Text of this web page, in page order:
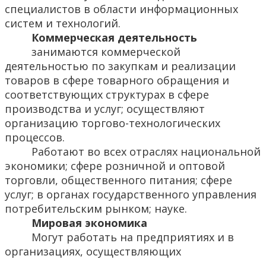
специалистов в области информационных
систем и технологий.
Коммерческая деятельность
занимаются коммерческой
деятельностью по закупкам и реализации
товаров в сфере товарного обращения и
соответствующих структурах в сфере
производства и услуг; осуществляют
организацию торгово-технологических
процессов.
Работают во всех отраслях национальной
экономики; сфере розничной и оптовой
торговли, общественного питания; сфере
услуг; в органах государственного управления
потребительским рынком; науке.
Мировая экономика
Могут работать на предприятиях и в
организациях, осуществляющих